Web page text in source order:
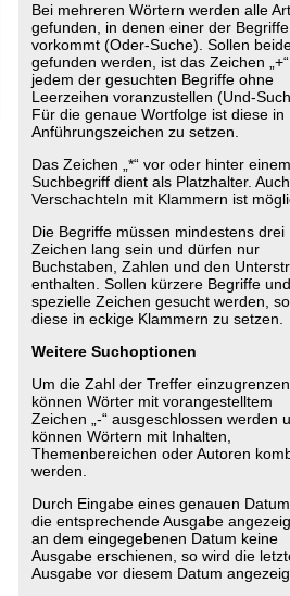
Bei mehreren Wörtern werden alle
gefunden, in denen einer der Begriffe
vorkommt (Oder-Suche). Sollen
gefunden werden, ist das Zeichen „+“
jedem der gesuchten Begriffe ohne
Leerzeihen voranzustellen (Und-
Für die genaue Wortfolge ist diese in
Anführungszeichen zu setzen.
Das Zeichen „*“ vor oder hinter einem
Suchbegriff dient als Platzhalter.
Verschachteln mit Klammern ist
Die Begriffe müssen mindestens drei
Zeichen lang sein und dürfen nur
Buchstaben, Zahlen und den
enthalten. Sollen kürzere Begriffe und
spezielle Zeichen gesucht werden,
diese in eckige Klammern zu setzen.
Weitere Suchoptionen
Um die Zahl der Treffer einzugrenzen,
können Wörter mit vorangestelltem
Zeichen „-“ ausgeschlossen werden
können Wörtern mit Inhalten,
Themenbereichen oder Autoren
werden.
Durch Eingabe eines genauen
die entsprechende Ausgabe
an dem eingegebenen Datum keine
Ausgabe erschienen, so wird die
Ausgabe vor diesem Datum